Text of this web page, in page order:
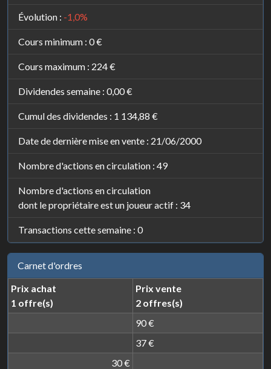
Évolution : -1,0%
Cours minimum : 0 €
Cours maximum : 224 €
Dividendes semaine : 0,00 €
Cumul des dividendes : 1 134,88 €
Date de dernière mise en vente : 21/06/2000
Nombre d'actions en circulation : 49
Nombre d'actions en circulation
dont le propriétaire est un joueur actif : 34
Transactions cette semaine : 0
Carnet d'ordres
Prix achat
1 offre(s)
Prix vente
2 offres(s)
90 €
37 €
30 €